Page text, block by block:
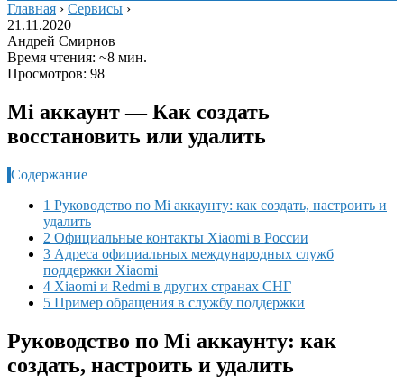
Главная › Сервисы ›
21.11.2020
Андрей Смирнов
Время чтения: ~8 мин.
Просмотров: 98
Mi аккаунт — Как создать
восстановить или удалить
Содержание
1 Руководство по Mi аккаунту: как создать, настроить и
удалить
2 Официальные контакты Xiaomi в России
3 Адреса официальных международных служб
поддержки Xiaomi
4 Xiaomi и Redmi в других странах СНГ
5 Пример обращения в службу поддержки
Руководство по Mi аккаунту: как
создать, настроить и удалить